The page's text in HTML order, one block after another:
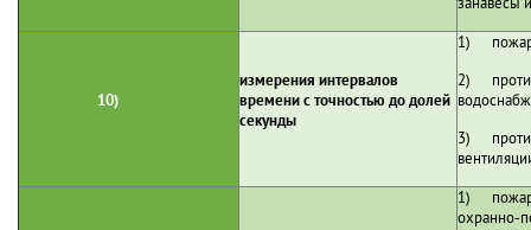
10)
измерения интервалов
времени с точностью до долей
секунды
1)
2)
3)
1)
охранно-